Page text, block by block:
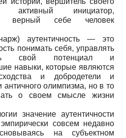
активный инициатор,
верный себе человек
аутентичность — это
понимать себя, управлять
свой потенциал и
навыки, которые являются
и добродетели и
олимпизма, но в то
о своем смысле жизни
значение аутентичности
совсем недавно
на субъектном